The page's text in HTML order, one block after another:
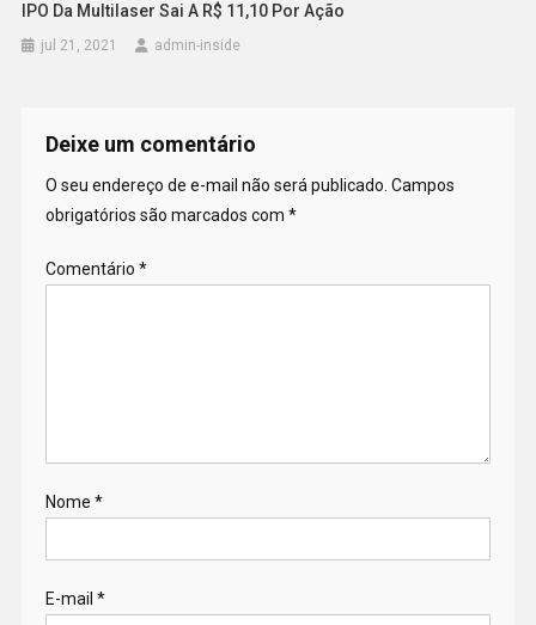
IPO Da Multilaser Sai A R$ 11,10 Por Ação
jul 21, 2021 admin-inside
Deixe um comentário
O seu endereço de e-mail não será publicado. Campos
obrigatórios são marcados com *
Comentário *
Nome *
E-mail *